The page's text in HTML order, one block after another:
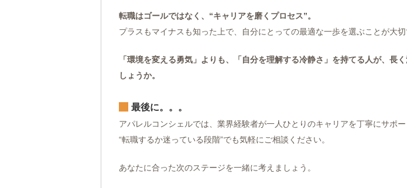
転職はゴールではなく、“キャリアを磨くプロセス”。
プラスもマイナスも知った上で、自分にとっての最適な一歩を選ぶことが大切
「環境を変える勇気」よりも、「自分を理解する冷静さ」を持てる人が、長
しょうか。
最後に。。。
アパレルコンシェルでは、業界経験者が一人ひとりのキャリアを丁寧にサポー
“転職するか迷っている段階”でも気軽にご相談ください。
あなたに合った次のステージを一緒に考えましょう。